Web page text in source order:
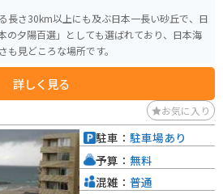
長さ30km以上にも及ぶ日本一長い砂丘で、日
の夕陽百選」としても選ばれており、日本海
見どころな場所です。
詳しく見る
お気に入り
駐車： 駐車場あり
予算： 無料
混雑： 普通